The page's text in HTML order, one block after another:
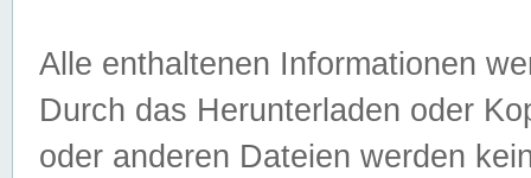
Alle enthaltenen Informationen
Durch das Herunterladen oder
oder anderen Dateien werden